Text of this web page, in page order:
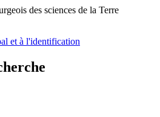
des sciences de la Terre
et à l'identification